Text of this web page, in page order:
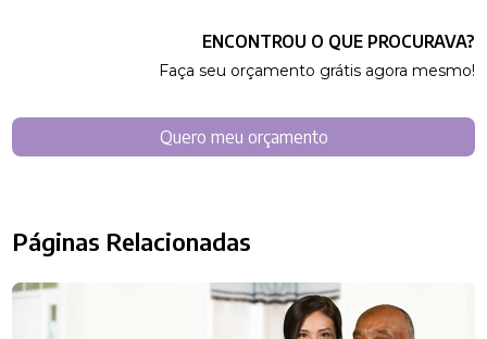
ENCONTROU O QUE PROCURAVA?
Faça seu orçamento grátis agora mesmo!
Quero meu orçamento
Páginas Relacionadas